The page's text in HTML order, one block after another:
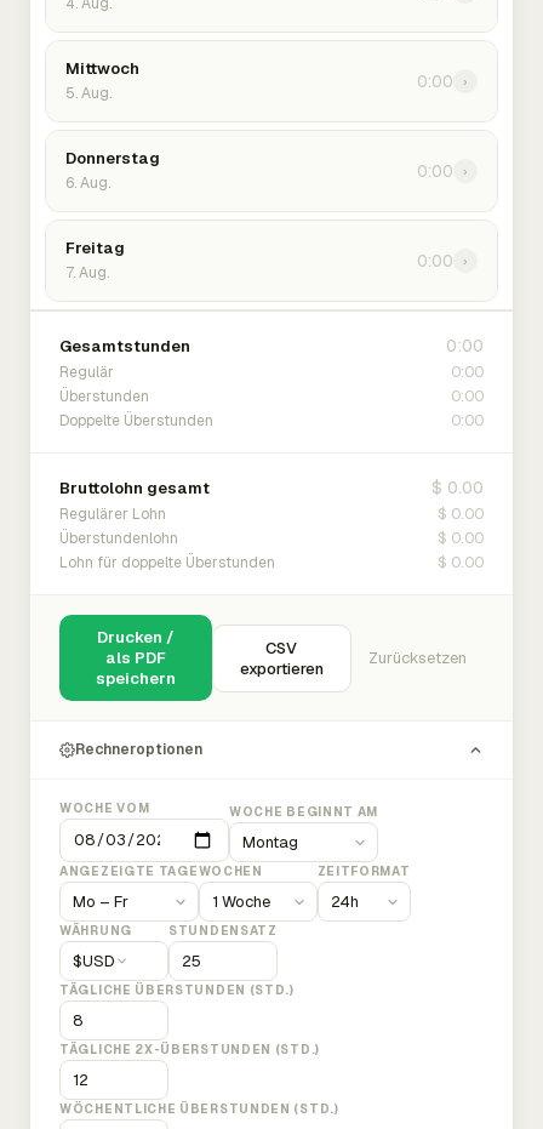
Mittwoch
5. Aug.
0:00 ›
Donnerstag
6. Aug.
0:00 ›
Freitag
7. Aug.
0:00 ›
Gesamtstunden 0:00
Regulär 0:00
Überstunden 0:00
Doppelte Überstunden 0:00
Bruttolohn gesamt $ 0.00
Regulärer Lohn $ 0.00
Überstundenlohn $ 0.00
Lohn für doppelte Überstunden $ 0.00
Drucken /
als PDF
speichern
CSV
exportieren
Zurücksetzen
Rechneroptionen
WOCHE VOM WOCHE BEGINNT AM
ANGEZEIGTE TAGEWOCHEN ZEITFORMAT
WÄHRUNG
$USD
STUNDENSATZ
TÄGLICHE ÜBERSTUNDEN (STD.)
TÄGLICHE 2X-ÜBERSTUNDEN (STD.)
WÖCHENTLICHE ÜBERSTUNDEN (STD.)